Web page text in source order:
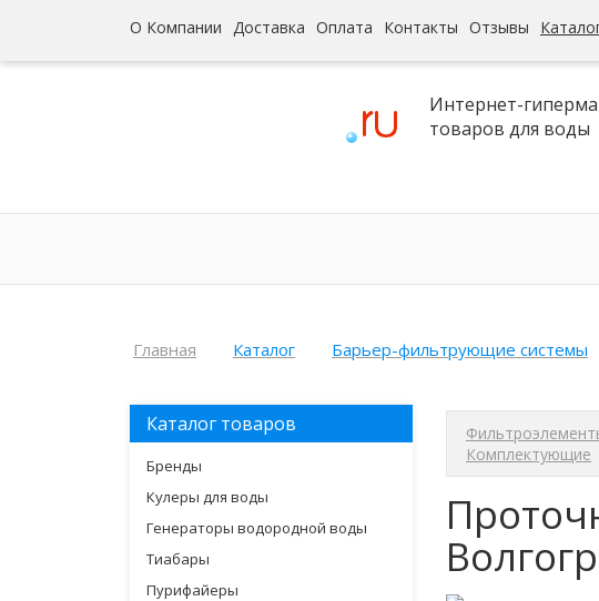
О Компании Доставка Оплата Контакты Отзывы
Интернет-
товаров для воды
Главная Каталог Барьер-фильтрующие системы
Каталог товаров
Бренды
Кулеры для воды
Генераторы водородной воды
Тиабары
Пурифайеры
Комплектующие